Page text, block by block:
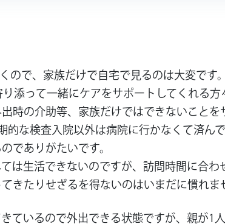
ので、家族だけで自宅で見るのは大変で
添って一緒にケアをサポートしてくれる
時の介助等、家族だけではできないこと
的な検査入院以外は病院に行かなくて済ん
でありがたいです。
は生活できないのですが、訪問時間に合
きたりせざるを得ないのはいまだに慣れま
ているので外出できる状態ですが、親が1